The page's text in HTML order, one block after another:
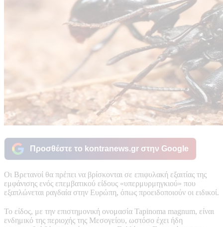
Προσθέστε το kontranews.gr στην Google
Οι Βρετανοί θα πρέπει να βρίσκονται σε επιφυλακή εξαιτίας της
εμφάνισης ενός επεμβατικού είδους «υπερμυρμηγκιού» που
εξαπλώνεται ραγδαία στην Ευρώπη, όπως προειδοποιούν οι ειδικοί.
Το είδος, με την επιστημονική ονομασία Tapinoma magnum, είναι
ενδημικό της περιοχής της Μεσογείου, ωστόσο έχει ήδη